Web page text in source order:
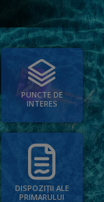
PUNCTE DE
INTERES
DISPOZIȚII ALE
PRIMARULUI